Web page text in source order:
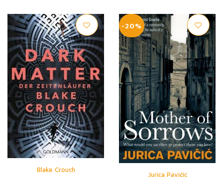
Blake Crouch
-20%
Jurica Pavičić